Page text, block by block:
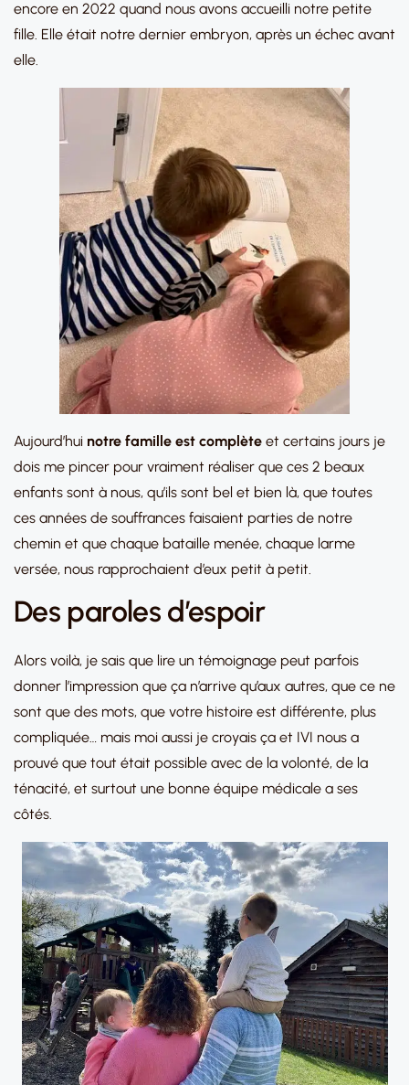
encore en 2022 quand nous avons accueilli notre petite
fille. Elle était notre dernier embryon, après un échec avant
elle.
Aujourd’hui notre famille est complète et certains jours je
dois me pincer pour vraiment réaliser que ces 2 beaux
enfants sont à nous, qu’ils sont bel et bien là, que toutes
ces années de souffrances faisaient parties de notre
chemin et que chaque bataille menée, chaque larme
versée, nous rapprochaient d’eux petit à petit.
Des paroles d’espoir
Alors voilà, je sais que lire un témoignage peut parfois
donner l’impression que ça n’arrive qu’aux autres, que ce ne
sont que des mots, que votre histoire est différente, plus
compliquée… mais moi aussi je croyais ça et IVI nous a
prouvé que tout était possible avec de la volonté, de la
ténacité, et surtout une bonne équipe médicale a ses
côtés.